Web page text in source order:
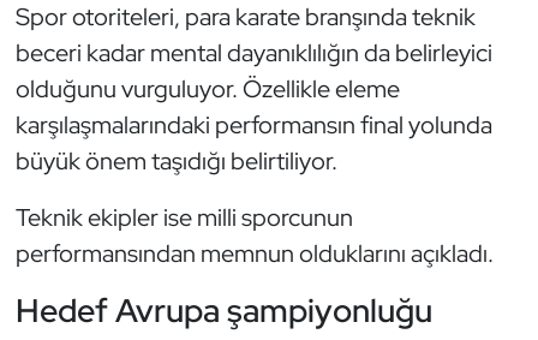
Spor otoriteleri, para karate branşında teknik
beceri kadar mental dayanıklılığın da belirleyici
olduğunu vurguluyor. Özellikle eleme
karşılaşmalarındaki performansın final yolunda
büyük önem taşıdığı belirtiliyor.
Teknik ekipler ise milli sporcunun
performansından memnun olduklarını açıkladı.
Hedef Avrupa şampiyonluğu
Kayak
Kempo
Kick Boks
Kürek